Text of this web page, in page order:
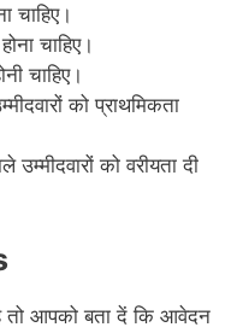
चाहिए।
चाहिए।
चाहिए।
को प्राथमिकता
को वरीयता दी
आपको बता दें कि आवेदन